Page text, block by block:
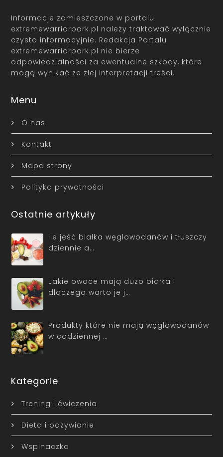
Informacje zamieszczone w portalu
extremewarriorpark.pl należy traktować wyłącznie
czysto informacyjnie. Redakcja Portalu
extremewarriorpark.pl nie bierze
odpowiedzialności za ewentualne szkody, które
mogą wynikać ze złej interpretacji treści.
Menu
O nas
Kontakt
Mapa strony
Polityka prywatności
Ostatnie artykuły
Ile jeść białka węglowodanów i tłuszczy
dziennie a…
Jakie owoce mają dużo białka i
dlaczego warto je j…
Produkty które nie mają węglowodanów
w codziennej …
Kategorie
Trening i ćwiczenia
Dieta i odżywianie
Wspinaczka